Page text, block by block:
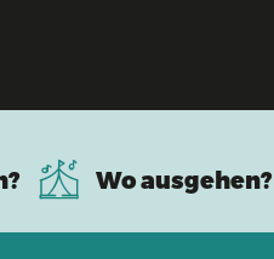
Wo ausgehen?